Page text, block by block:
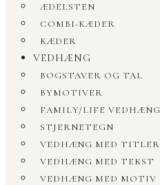
ÆDELSTEN
COMBI-KÆDER
KÆDER
VEDHÆNG
BOGSTAVER OG TAL
BYMOTIVER
FAMILY/LIFE VEDHÆNG
STJERNETEGN
VEDHÆNG MED TITLER
VEDHÆNG MED TEKST
VEDHÆNG MED MOTIV